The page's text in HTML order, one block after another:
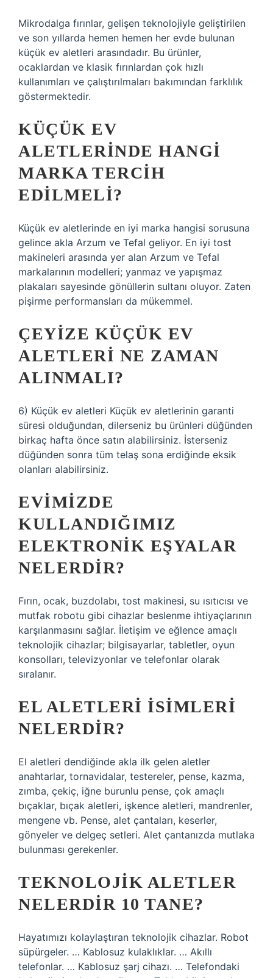
Mikrodalga fırınlar, gelişen teknolojiyle geliştirilen
ve son yıllarda hemen hemen her evde bulunan
küçük ev aletleri arasındadır. Bu ürünler,
ocaklardan ve klasik fırınlardan çok hızlı
kullanımları ve çalıştırılmaları bakımından farklılık
göstermektedir.
KÜÇÜK EV
ALETLERINDE HANGI
MARKA TERCIH
EDILMELI?
Küçük ev aletlerinde en iyi marka hangisi sorusuna
gelince akla Arzum ve Tefal geliyor. En iyi tost
makineleri arasında yer alan Arzum ve Tefal
markalarının modelleri; yanmaz ve yapışmaz
plakaları sayesinde gönüllerin sultanı oluyor. Zaten
pişirme performansları da mükemmel.
ÇEYIZE KÜÇÜK EV
ALETLERI NE ZAMAN
ALINMALI?
6) Küçük ev aletleri Küçük ev aletlerinin garanti
süresi olduğundan, dilerseniz bu ürünleri düğünden
birkaç hafta önce satın alabilirsiniz. İsterseniz
düğünden sonra tüm telaş sona erdiğinde eksik
olanları alabilirsiniz.
EVIMIZDE
KULLANDIĞIMIZ
ELEKTRONIK EŞYALAR
NELERDIR?
Fırın, ocak, buzdolabı, tost makinesi, su ısıtıcısı ve
mutfak robotu gibi cihazlar beslenme ihtiyaçlarının
karşılanmasını sağlar. İletişim ve eğlence amaçlı
teknolojik cihazlar; bilgisayarlar, tabletler, oyun
konsolları, televizyonlar ve telefonlar olarak
sıralanır.
EL ALETLERI ISIMLERI
NELERDIR?
El aletleri dendiğinde akla ilk gelen aletler
anahtarlar, tornavidalar, testereler, pense, kazma,
zımba, çekiç, iğne burunlu pense, çok amaçlı
bıçaklar, bıçak aletleri, işkence aletleri, mandrenler,
mengene vb. Pense, alet çantaları, keserler,
gönyeler ve delgeç setleri. Alet çantanızda mutlaka
bulunması gerekenler.
TEKNOLOJIK ALETLER
NELERDIR 10 TANE?
Hayatımızı kolaylaştıran teknolojik cihazlar. Robot
süpürgeler. … Kablosuz kulaklıklar. … Akıllı
telefonlar. … Kablosuz şarj cihazı. … Telefondaki